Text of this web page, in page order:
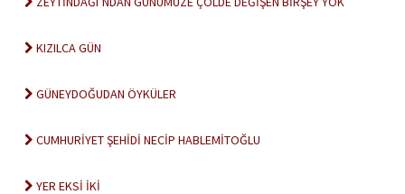
KIZILCA GÜN
GÜNEYDOĞUDAN ÖYKÜLER
CUMHURİYET ŞEHİDİ NECİP HABLEMİTOĞLU
YER EKSİ İKİ